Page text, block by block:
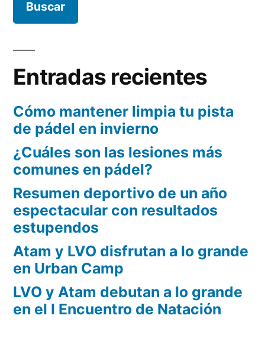
Entradas recientes
Cómo mantener limpia tu pista
de pádel en invierno
¿Cuáles son las lesiones más
comunes en pádel?
Resumen deportivo de un año
espectacular con resultados
estupendos
Atam y LVO disfrutan a lo grande
en Urban Camp
LVO y Atam debutan a lo grande
en el I Encuentro de Natación